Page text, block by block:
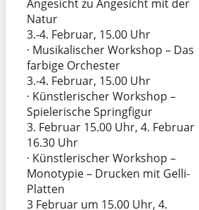
Angesicht zu Angesicht mit der
Natur
3.-4. Februar, 15.00 Uhr
· Musikalischer Workshop – Das
farbige Orchester
3.-4. Februar, 15.00 Uhr
· Künstlerischer Workshop –
Spielerische Springfigur
3. Februar 15.00 Uhr, 4. Februar
16.30 Uhr
· Künstlerischer Workshop –
Monotypie – Drucken mit Gelli-
Platten
3 Februar um 15.00 Uhr, 4.